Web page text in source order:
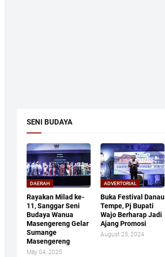
SENI BUDAYA
DAERAH
Rayakan Milad ke-
11, Sanggar Seni
Budaya Wanua
Masengereng Gelar
Sumange
Masengereng
May 04, 2025
ADVERTORIAL
Buka Festival Danau
Tempe, Pj Bupati
Wajo Berharap Jadi
Ajang Promosi
August 25, 2024